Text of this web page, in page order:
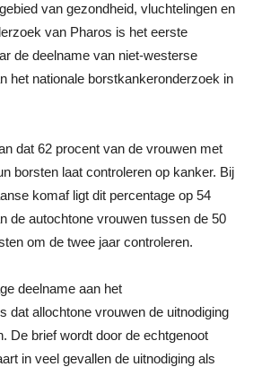
van gezondheid, vluchtelingen en
van Pharos is het eerste
de deelname van niet-westerse
het nationale borstkankeronderzoek in
dat 62 procent van de vrouwen met
borsten laat controleren op kanker. Bij
komaf ligt dit percentage op 54
de autochtone vrouwen tussen de 50
om de twee jaar controleren.
deelname aan het
dat allochtone vrouwen de uitnodiging
De brief wordt door de echtgenoot
in veel gevallen de uitnodiging als